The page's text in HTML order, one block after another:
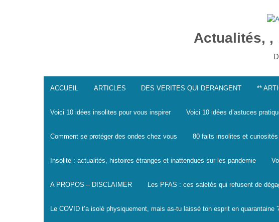
Actualités,
ACCUEIL ARTICLES DES VERITES QUI DERANGENT **
Voici 10 idées insolites pour vous inspirer Voici 10 idées d’astuces
Comment se protéger des ondes chez vous 80 faits insolites et
Insolite : actualités, histoires étranges et inattendues sur les pandemie
A PROPOS – DISCLAIMER Les PFAS : ces saletés qui refusent de
Le COVID t’a isolé physiquement, mais as-tu laissé ton esprit en quarantaine